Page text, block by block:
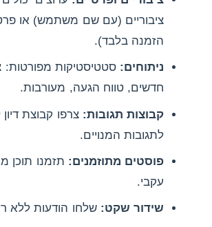
ציבוריים (עם שם משתמש) או
הזמנה בלבד).
ניתוחים: סטטיסטיקות מפורטות:
חדשים, טווח הגעה, מעורבות.
קבוצות תגובות: צרפו קבוצת דיון
לתגובות המנויים.
פוסטים מתוזמנים: תזמנו תוכן
עקבי.
שידור שקט: שלחו הודעות ללא